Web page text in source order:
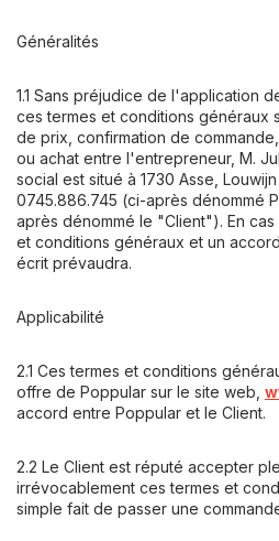
Généralités
1.1 Sans préjudice de l'application
ces termes et conditions généraux
de prix, confirmation de
ou achat entre l'entrepreneur, M.
social est situé à 1730 Asse,
0745.886.745 (ci-après dénommé
après dénommé le "Client"). En
et conditions généraux et un
écrit prévaudra.
Applicabilité
2.1 Ces termes et conditions
offre de Poppular sur le site web,
accord entre Poppular et le Client.
2.2 Le Client est réputé accepter
irrévocablement ces termes et
simple fait de passer une